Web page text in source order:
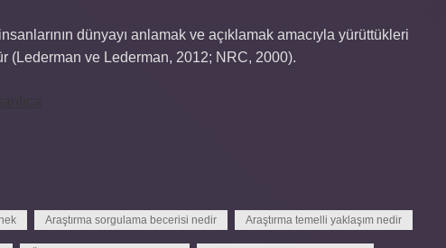
dünyayı anlamak ve açıklamak amacıyla yürüttükleri
(Lederman ve Lederman, 2012; NRC, 2000).
Araştırma sorgulama becerisi nedir Araştırma temelli yaklaşım nedir